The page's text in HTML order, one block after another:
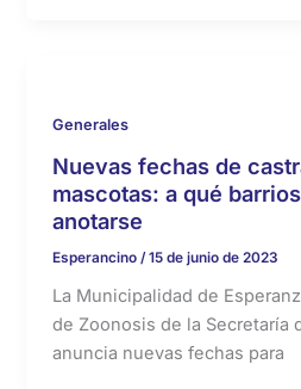
Generales
Nuevas fechas de
mascotas: a qué
anotarse
Esperancino /15 de junio de 2023
La Municipalidad de
de Zoonosis de la Secretaría
anuncia nuevas fechas para